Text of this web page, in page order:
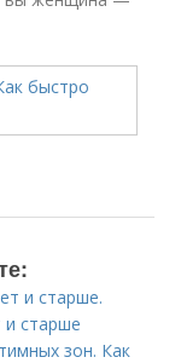
и старше.
и старше
зон. Как